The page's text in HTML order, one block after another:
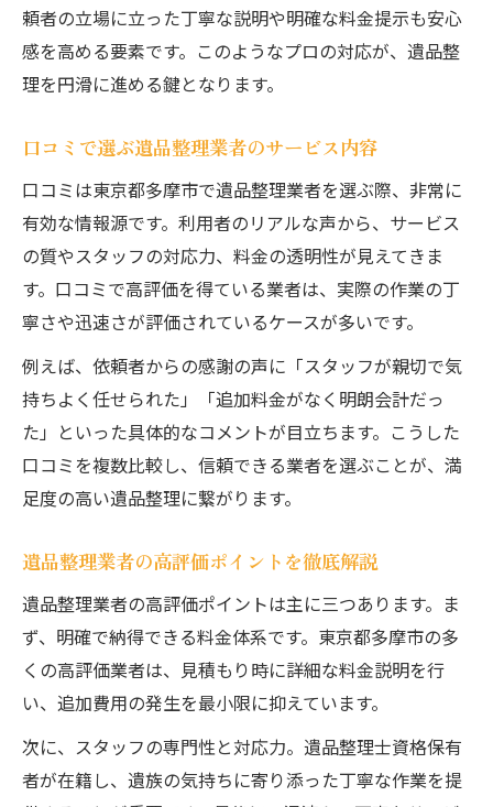
頼者の立場に立った丁寧な説明や明確な料金提示も安心
感を高める要素です。このようなプロの対応が、遺品整
理を円滑に進める鍵となります。
口コミで選ぶ遺品整理業者のサービス内容
口コミは東京都多摩市で遺品整理業者を選ぶ際、非常に
有効な情報源です。利用者のリアルな声から、サービス
の質やスタッフの対応力、料金の透明性が見えてきま
す。口コミで高評価を得ている業者は、実際の作業の丁
寧さや迅速さが評価されているケースが多いです。
例えば、依頼者からの感謝の声に「スタッフが親切で気
持ちよく任せられた」「追加料金がなく明朗会計だっ
た」といった具体的なコメントが目立ちます。こうした
口コミを複数比較し、信頼できる業者を選ぶことが、満
足度の高い遺品整理に繋がります。
遺品整理業者の高評価ポイントを徹底解説
遺品整理業者の高評価ポイントは主に三つあります。ま
ず、明確で納得できる料金体系です。東京都多摩市の多
くの高評価業者は、見積もり時に詳細な料金説明を行
い、追加費用の発生を最小限に抑えています。
次に、スタッフの専門性と対応力。遺品整理士資格保有
者が在籍し、遺族の気持ちに寄り添った丁寧な作業を提